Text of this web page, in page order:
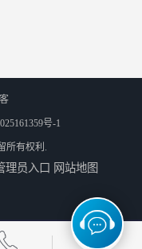
号-1
所有权利.
理员入口 网站地图